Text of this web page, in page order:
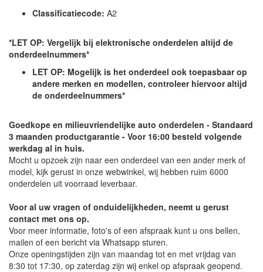
Classificatiecode: A2
*LET OP: Vergelijk bij elektronische onderdelen altijd de
onderdeelnummers*
LET OP: Mogelijk is het onderdeel ook toepasbaar op
andere merken en modellen, controleer hiervoor altijd
de onderdeelnummers*
Goedkope en milieuvriendelijke auto onderdelen - Standaard
3 maanden productgarantie - Voor 16:00 besteld volgende
werkdag al in huis.
Mocht u opzoek zijn naar een onderdeel van een ander merk of
model, kijk gerust in onze webwinkel, wij hebben ruim 6000
onderdelen uit voorraad leverbaar.
Voor al uw vragen of onduidelijkheden, neemt u gerust
contact met ons op.
Voor meer informatie, foto's of een afspraak kunt u ons bellen,
mailen of een bericht via Whatsapp sturen.
Onze openingstijden zijn van maandag tot en met vrijdag van
8:30 tot 17:30, op zaterdag zijn wij enkel op afspraak geopend.